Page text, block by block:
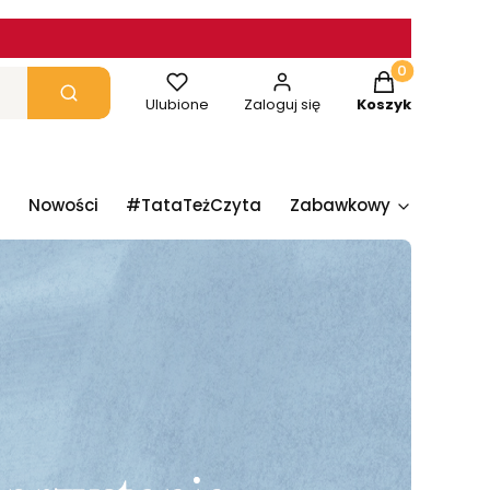
Szukaj Ulubione Zaloguj się
Produkty w
Koszyk
Nowości #TataTeżCzyta Zabawkowy